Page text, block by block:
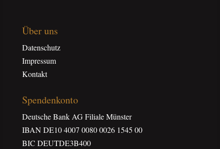
Über uns
Datenschutz
Impressum
Kontakt
Spendenkonto
Deutsche Bank AG Filiale Münster
IBAN DE10 4007 0080 0026 1545 00
BIC DEUTDE3B400